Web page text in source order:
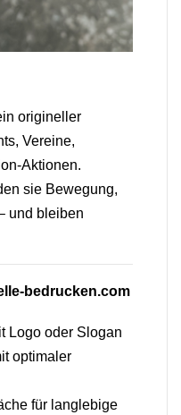
origineller
Vereine,
Aktionen.
sie Bewegung,
und bleiben
bedrucken.com
Logo oder Slogan
optimaler
für langlebige